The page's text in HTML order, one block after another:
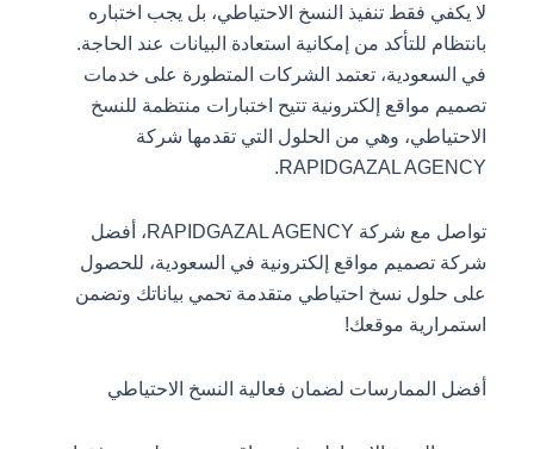
لا يكفي فقط تنفيذ النسخ الاحتياطي، بل يجب اختباره
بانتظام للتأكد من إمكانية استعادة البيانات عند الحاجة.
في السعودية، تعتمد الشركات المتطورة على خدمات
تصميم مواقع إلكترونية تتيح اختبارات منتظمة للنسخ
الاحتياطي، وهي من الحلول التي تقدمها شركة
RAPIDGAZAL AGENCY.
تواصل مع شركة RAPIDGAZAL AGENCY، أفضل
شركة تصميم مواقع إلكترونية في السعودية، للحصول
على حلول نسخ احتياطي متقدمة تحمي بياناتك وتضمن
استمرارية موقعك!
أفضل الممارسات لضمان فعالية النسخ الاحتياطي